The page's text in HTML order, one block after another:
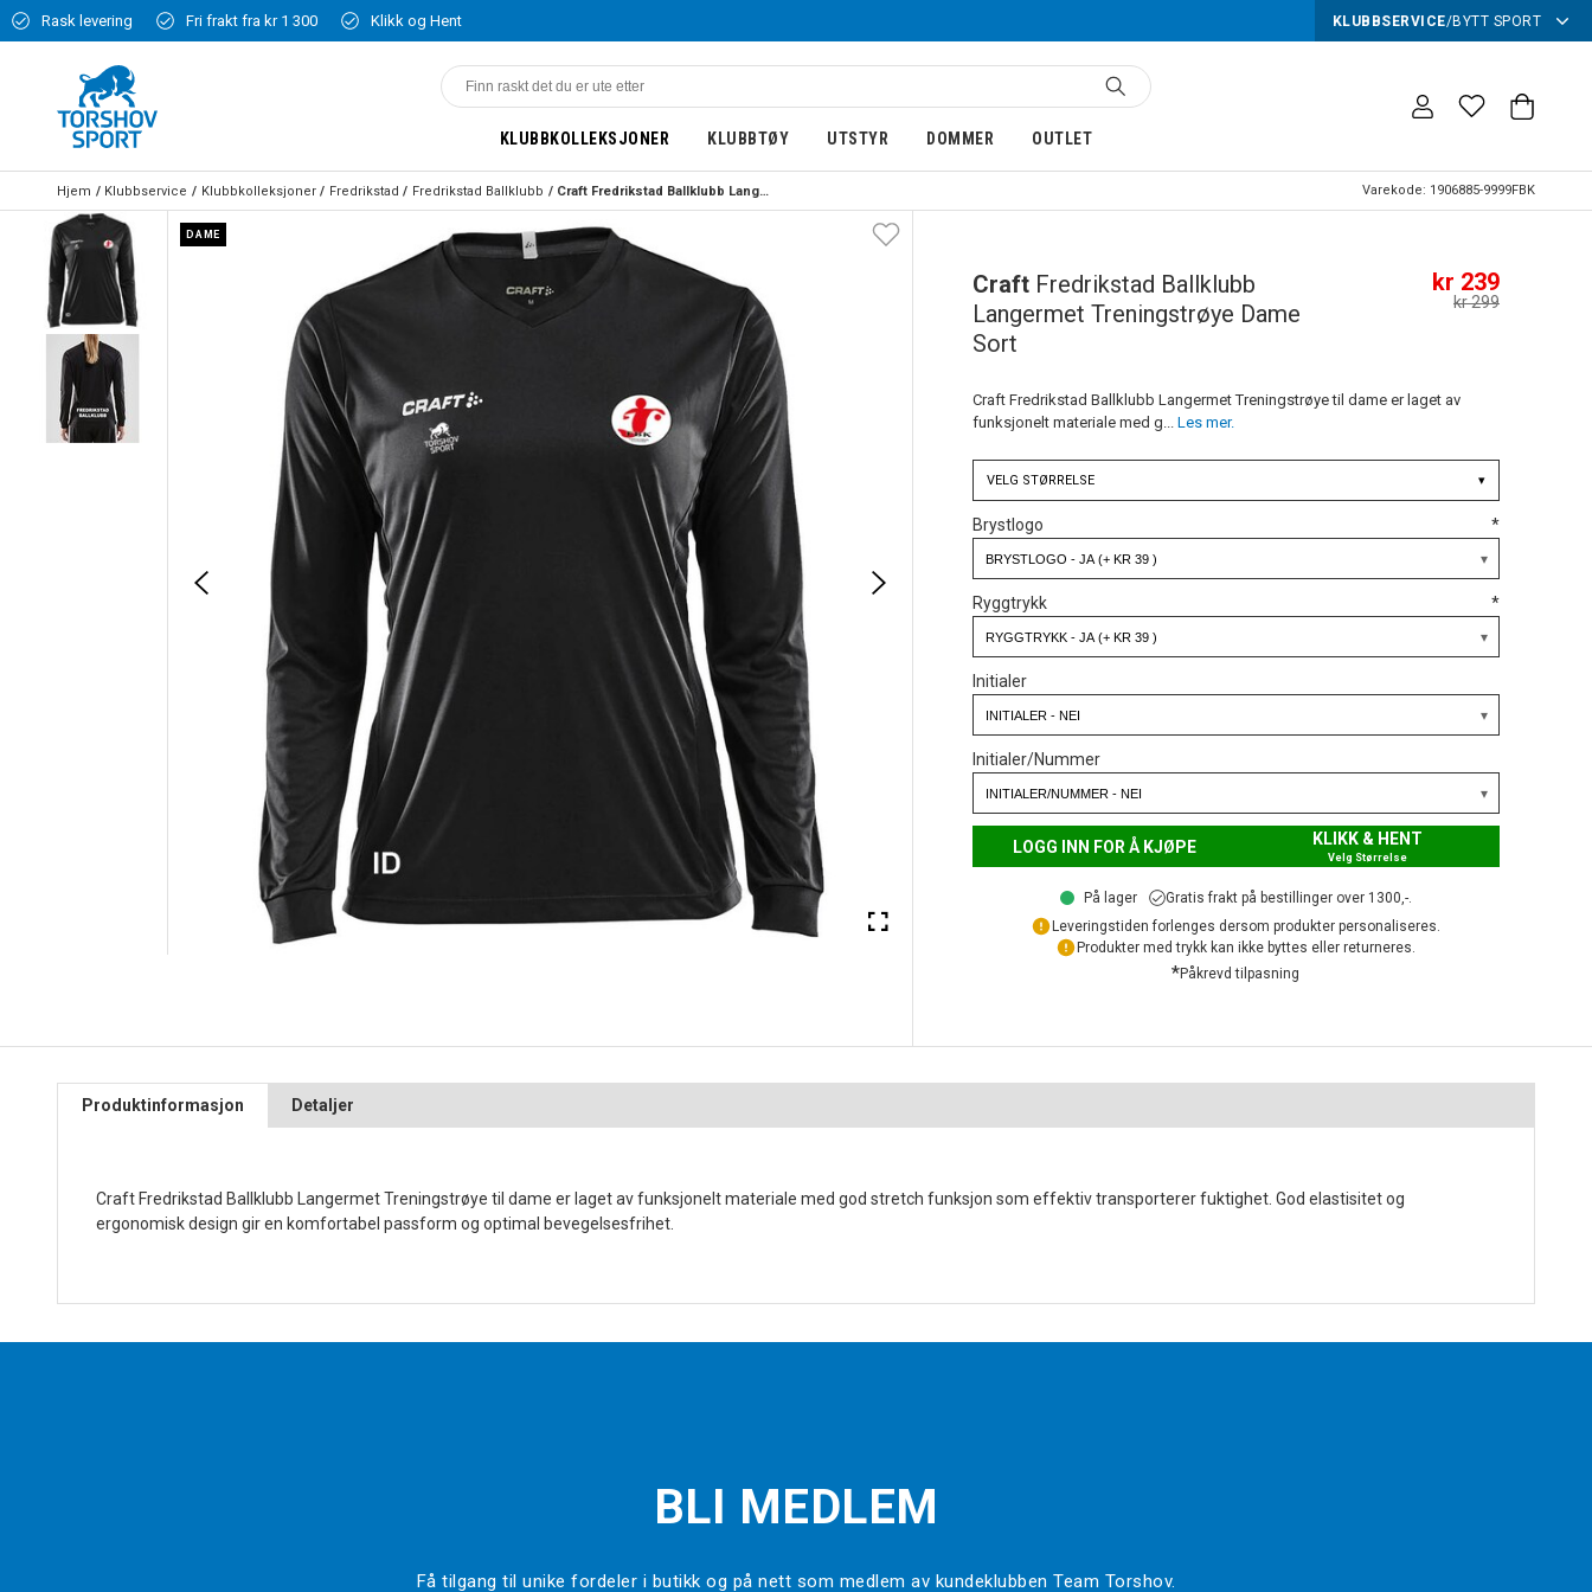
Rask levering Fri frakt fra kr 1 300 Klikk og Hent KLUBBSERVICE/BYTT SPORT
KLUBBKOLLEKSJONER KLUBBTØY UTSTYR DOMMER OUTLET
Hjem Klubbservice Klubbkolleksjoner Fredrikstad Fredrikstad Ballklubb Craft Fredrikstad Ballklubb Langermet Treningstrøye Dame Sort Varekode: 1906885-9999FBK
DAME
Craft Fredrikstad Ballklubb
Langermet Treningstrøye Dame
Sort
kr 239
kr 299
Craft Fredrikstad Ballklubb Langermet Treningstrøye til dame er laget av
funksjonelt materiale med g... Les mer.
VELG STØRRELSE ▾
Brystlogo *
Ryggtrykk *
Initialer
Initialer/Nummer
LOGG INN FOR Å KJØPE KLIKK & HENT
Velg Størrelse
På lager
Gratis frakt på bestillinger over 1300,-.
Leveringstiden forlenges dersom produkter personaliseres.
Produkter med trykk kan ikke byttes eller returneres.
*Påkrevd tilpasning
Produktinformasjon Detaljer
Craft Fredrikstad Ballklubb Langermet Treningstrøye til dame er laget av funksjonelt materiale med god stretch funksjon som effektiv transporterer fuktighet. God elastisitet og
ergonomisk design gir en komfortabel passform og optimal bevegelsesfrihet.
BLI MEDLEM
Få tilgang til unike fordeler i butikk og på nett som medlem av kundeklubben Team Torshov.